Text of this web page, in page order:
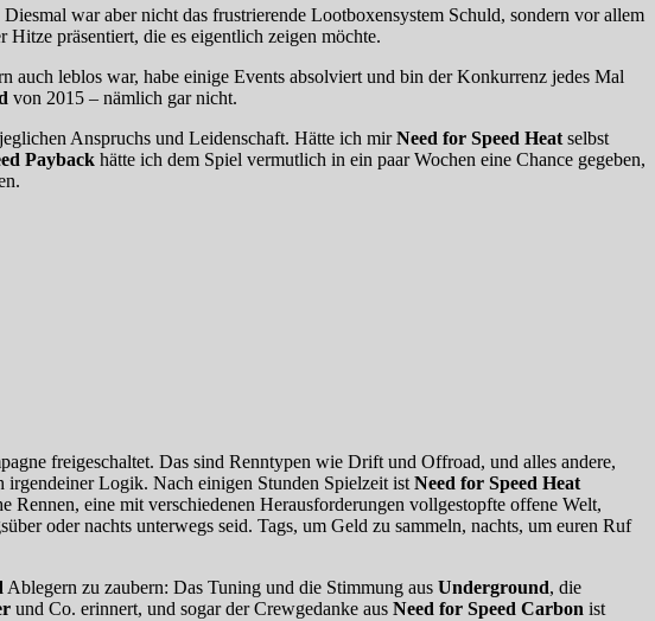
war aber nicht das frustrierende Lootboxensystem Schuld, sondern vor allem
Hitze präsentiert, die es eigentlich zeigen möchte.
auch leblos war, habe einige Events absolviert und bin der Konkurrenz jedes Mal
von 2015 – nämlich gar nicht.
Anspruchs und Leidenschaft. Hätte ich mirNeed for Speed Heat selbst
Payback hätte ich dem Spiel vermutlich in ein paar Wochen eine Chance gegeben,
freigeschaltet. Das sind Renntypen wie Drift und Offroad, und alles andere,
Logik. Nach einigen Stunden Spielzeit ist Need for Speed Heat
Rennen, eine mit verschiedenen Herausforderungen vollgestopfte offene Welt,
oder nachts unterwegs seid. Tags, um Geld zu sammeln, nachts, um euren Ruf
Ablegern zu zaubern: Das Tuning und die Stimmung aus Underground, die
und Co. erinnert, und sogar der Crewgedanke aus Need for Speed Carbon ist